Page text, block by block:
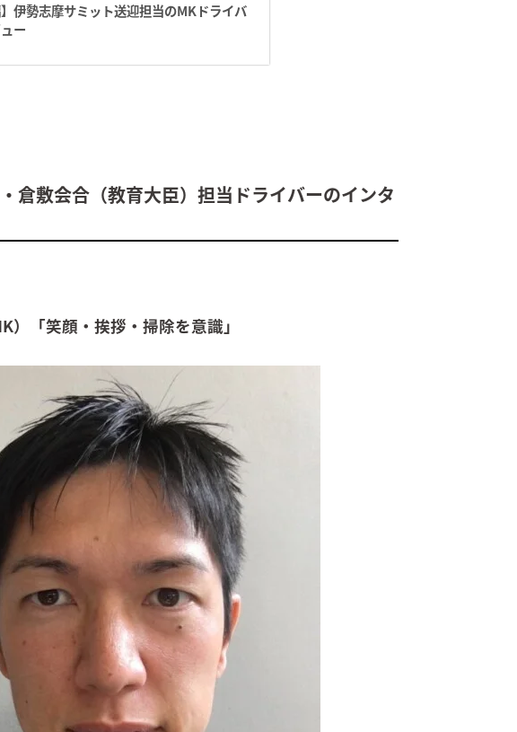
】伊勢志摩サミット送迎担当のMKドライバ
ー
倉敷会合（教育大臣）担当ドライバーのインタ
）「笑顔・挨拶・掃除を意識」